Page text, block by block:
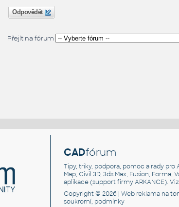
Odpovědět
Přejít na fórum
CADfórum
Tipy, triky, podpora, pomoc a rady pro
Map, Civil 3D, 3ds Max, Fusion, Forma,
aplikace (support firmy ARKANCE).
Copyright © 2026 |Web reklama na
soukromí, podmínky